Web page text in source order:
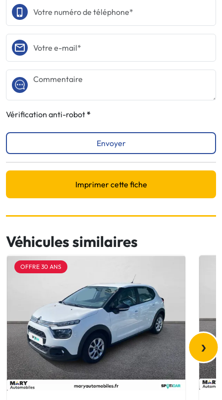
Vérification anti-robot
Envoyer
Imprimer cette fiche
Véhicules similaires
OFFRE 30 ANS
›